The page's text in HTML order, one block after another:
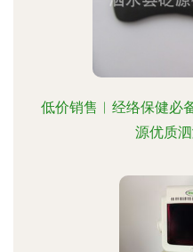
低价销售︱经络保健必
源优质